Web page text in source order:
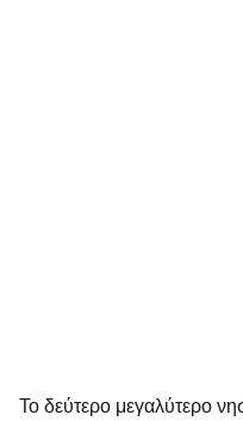
Το δεύτερο μεγαλύτερο